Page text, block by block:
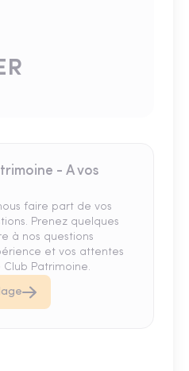
- A vos
faire part de vos
Prenez quelques
à nos questions
et vos attentes
Patrimoine.